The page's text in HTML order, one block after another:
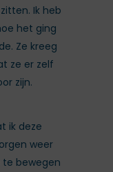
Ik heb
het ging
Ze kreeg
ze er zelf
zijn.
ik deze
weer
bewegen